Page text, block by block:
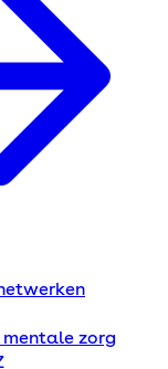
mentale zorg